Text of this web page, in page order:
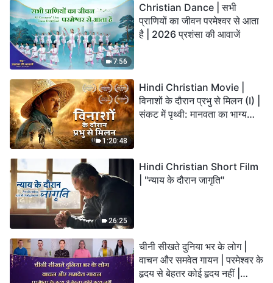
7:56
Christian Dance | सभी
प्राणियों का जीवन परमेश्वर से आता
है | 2026 प्रशंसा की आवाजें
1:20:48
Hindi Christian Movie |
विनाशों के दौरान प्रभु से मिलन (I) |
संकट में पृथ्वी: मानवता का भाग्य
26:25
Hindi Christian Short Film
| "न्याय के दौरान जागृति"
चीनी सीखते दुनिया भर के लोग |
वाचन और समवेत गायन | परमेश्वर के
हृदय से बेहतर कोई हृदय नहीं |